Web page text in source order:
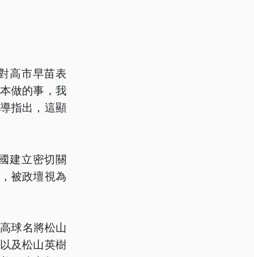
高市早苗表
做的事，我
指出，這顯
建立密切關
被政壇視為
球名將松山
及松山英樹